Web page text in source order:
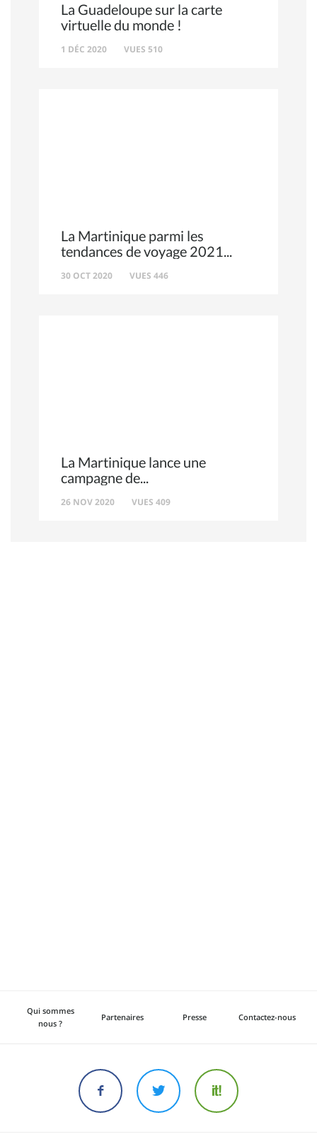
La Guadeloupe sur la carte
virtuelle du monde !
1 DÉC 2020 VUES 510
La Martinique parmi les
tendances de voyage 2021
30 OCT 2020 VUES 446
La Martinique lance une
campagne de
26 NOV 2020 VUES 409
Qui sommes
nous ?
Partenaires Presse Contactez-nous